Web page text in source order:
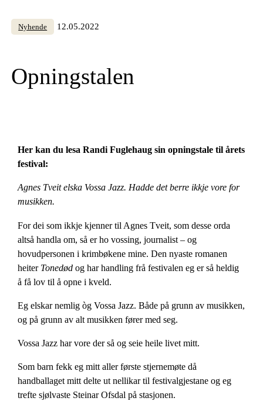
Nyhende 12.05.2022
Opningstalen
Her kan du lesa Randi Fuglehaug sin opningstale til årets
festival:
Agnes Tveit elska Vossa Jazz. Hadde det berre ikkje vore for
musikken.
For dei som ikkje kjenner til Agnes Tveit, som desse orda
altså handla om, så er ho vossing, journalist – og
hovudpersonen i krimbøkene mine. Den nyaste romanen
heiter Tonedød og har handling frå festivalen eg er så heldig
å få lov til å opne i kveld.
Eg elskar nemlig òg Vossa Jazz. Både på grunn av musikken,
og på grunn av alt musikken fører med seg.
Vossa Jazz har vore der så og seie heile livet mitt.
Som barn fekk eg mitt aller første stjernemøte då
handballaget mitt delte ut nellikar til festivalgjestane og eg
trefte sjølvaste Steinar Ofsdal på stasjonen.